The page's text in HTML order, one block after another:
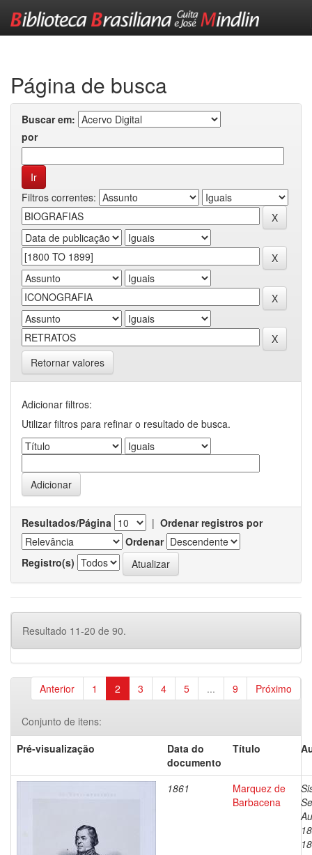
Página de busca
Buscar em:
por
Filtros correntes:
Retornar valores
Adicionar filtros:
Utilizar filtros para refinar o resultado de busca.
Resultados/Página | Ordenar registros por
Ordenar
Registro(s)
Resultado 11-20 de 90.
Anterior 1 2 3 4 5 ... 9 Próximo
Conjunto de itens:
Pré-visualização
Data do
documento
Título
1861
Marquez de
Barbacena